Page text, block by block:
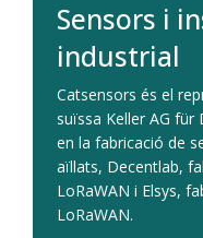
Sensors i
industrial
Catsensors és el
suïssa Keller AG für
en la fabricació de
aïllats, Decentlab,
LoRaWAN i Elsys,
LoRaWAN.